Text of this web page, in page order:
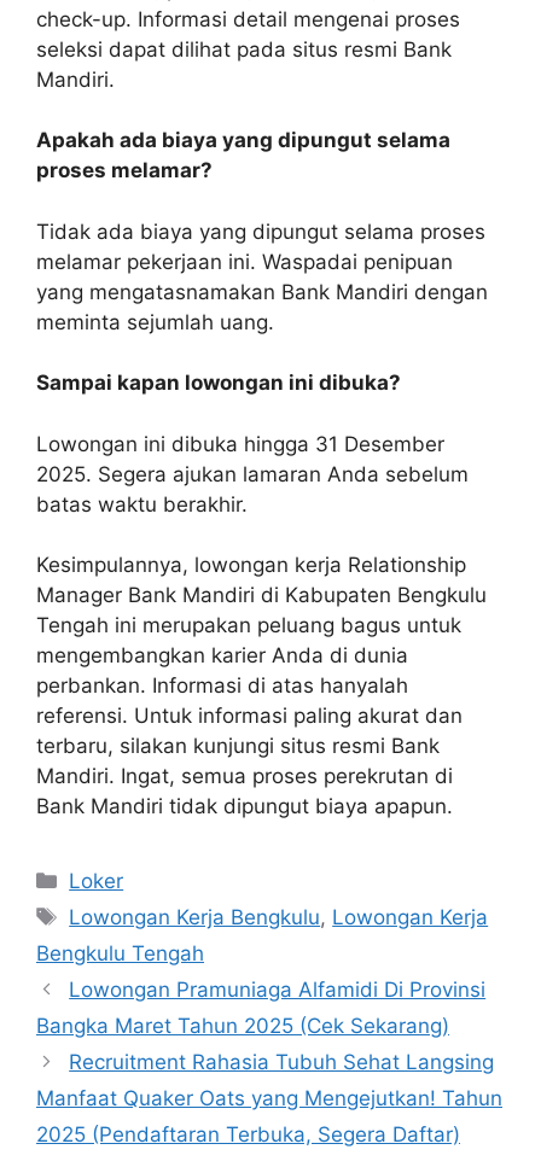
check-up. Informasi detail mengenai proses
seleksi dapat dilihat pada situs resmi Bank
Mandiri.
Apakah ada biaya yang dipungut selama
proses melamar?
Tidak ada biaya yang dipungut selama proses
melamar pekerjaan ini. Waspadai penipuan
yang mengatasnamakan Bank Mandiri dengan
meminta sejumlah uang.
Sampai kapan lowongan ini dibuka?
Lowongan ini dibuka hingga 31 Desember
2025. Segera ajukan lamaran Anda sebelum
batas waktu berakhir.
Kesimpulannya, lowongan kerja Relationship
Manager Bank Mandiri di Kabupaten Bengkulu
Tengah ini merupakan peluang bagus untuk
mengembangkan karier Anda di dunia
perbankan. Informasi di atas hanyalah
referensi. Untuk informasi paling akurat dan
terbaru, silakan kunjungi situs resmi Bank
Mandiri. Ingat, semua proses perekrutan di
Bank Mandiri tidak dipungut biaya apapun.
Kategori
Loker
Tag
Lowongan Kerja Bengkulu, Lowongan Kerja
Bengkulu Tengah
Lowongan Pramuniaga Alfamidi Di Provinsi
Bangka Maret Tahun 2025 (Cek Sekarang)
Recruitment Rahasia Tubuh Sehat Langsing
Manfaat Quaker Oats yang Mengejutkan! Tahun
2025 (Pendaftaran Terbuka, Segera Daftar)